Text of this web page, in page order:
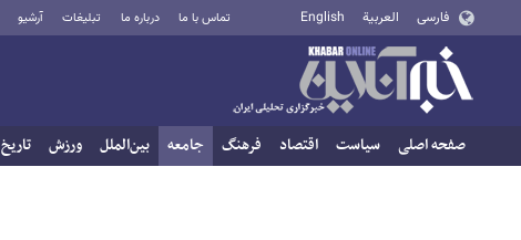
فارسی العربية English تماس با ما درباره ما تبلیغات آرشیو
صفحه اصلی سیاست اقتصاد فرهنگ جامعه بین‌الملل ورزش تاریخ